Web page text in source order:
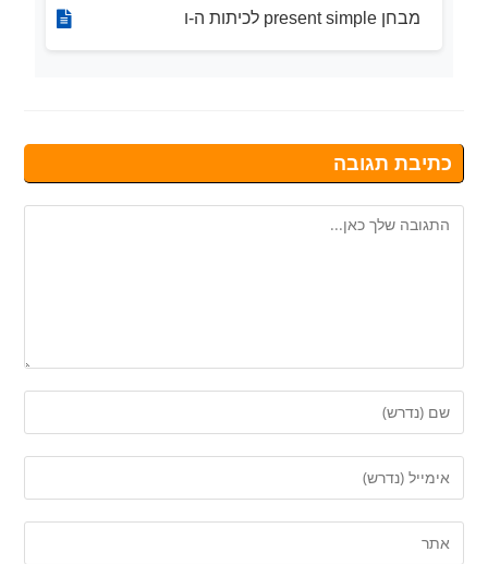
מבחן present simple לכיתות ה-ו
כתיבת תגובה